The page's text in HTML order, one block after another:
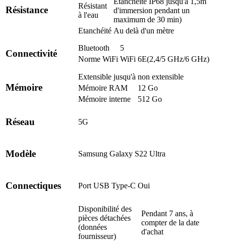
Résistance
Résistant
à l'eau
d'immersion pendant un
maximum de 30 min)
Etanchéité Au delà d'un mètre
Connectivité
Bluetooth
5
Norme WiFi WiFi 6E(2,4/5 GHz/6 GHz)
Mémoire
Extensible jusqu'à non extensible
Mémoire RAM
12 Go
Mémoire interne
512 Go
Réseau 5G
Modèle Samsung Galaxy S22 Ultra
Connectiques Port USB Type-C Oui
Disponibilité des
pièces détachées
(données
fournisseur)
Pendant 7 ans, à
compter de la date
d'achat